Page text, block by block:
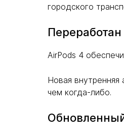
городского
AirPods 4
Новая
чем когда-либо.